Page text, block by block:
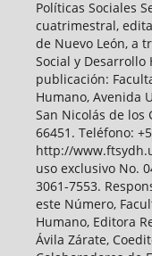
Políticas Sociales
cuatrimestral,
de Nuevo León, a
Social y
publicación:
Humano, Avenida
San Nicolás de los
66451. Teléfono:
http://
uso exclusivo No.
3061-7553.
este Número,
Humano, Editora
Ávila Zárate,